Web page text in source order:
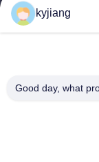
Προμηθευτής. -
kyjiang
Good day, what